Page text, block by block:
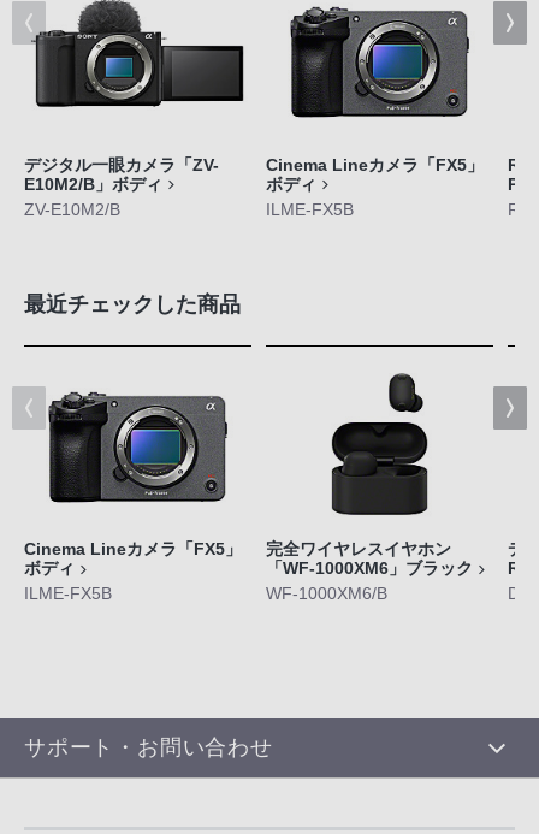
デジタル一眼カメラ「ZV-
E10M2/B」ボディ
ZV-E10M2/B
Cinema Lineカメラ「FX5」
ボディ
ILME-FX5B
最近チェックした商品
Cinema Lineカメラ「FX5」
ボディ
ILME-FX5B
完全ワイヤレスイヤホン
「WF-1000XM6」ブラック
WF-1000XM6/B
デ
サポート・お問い合わせ